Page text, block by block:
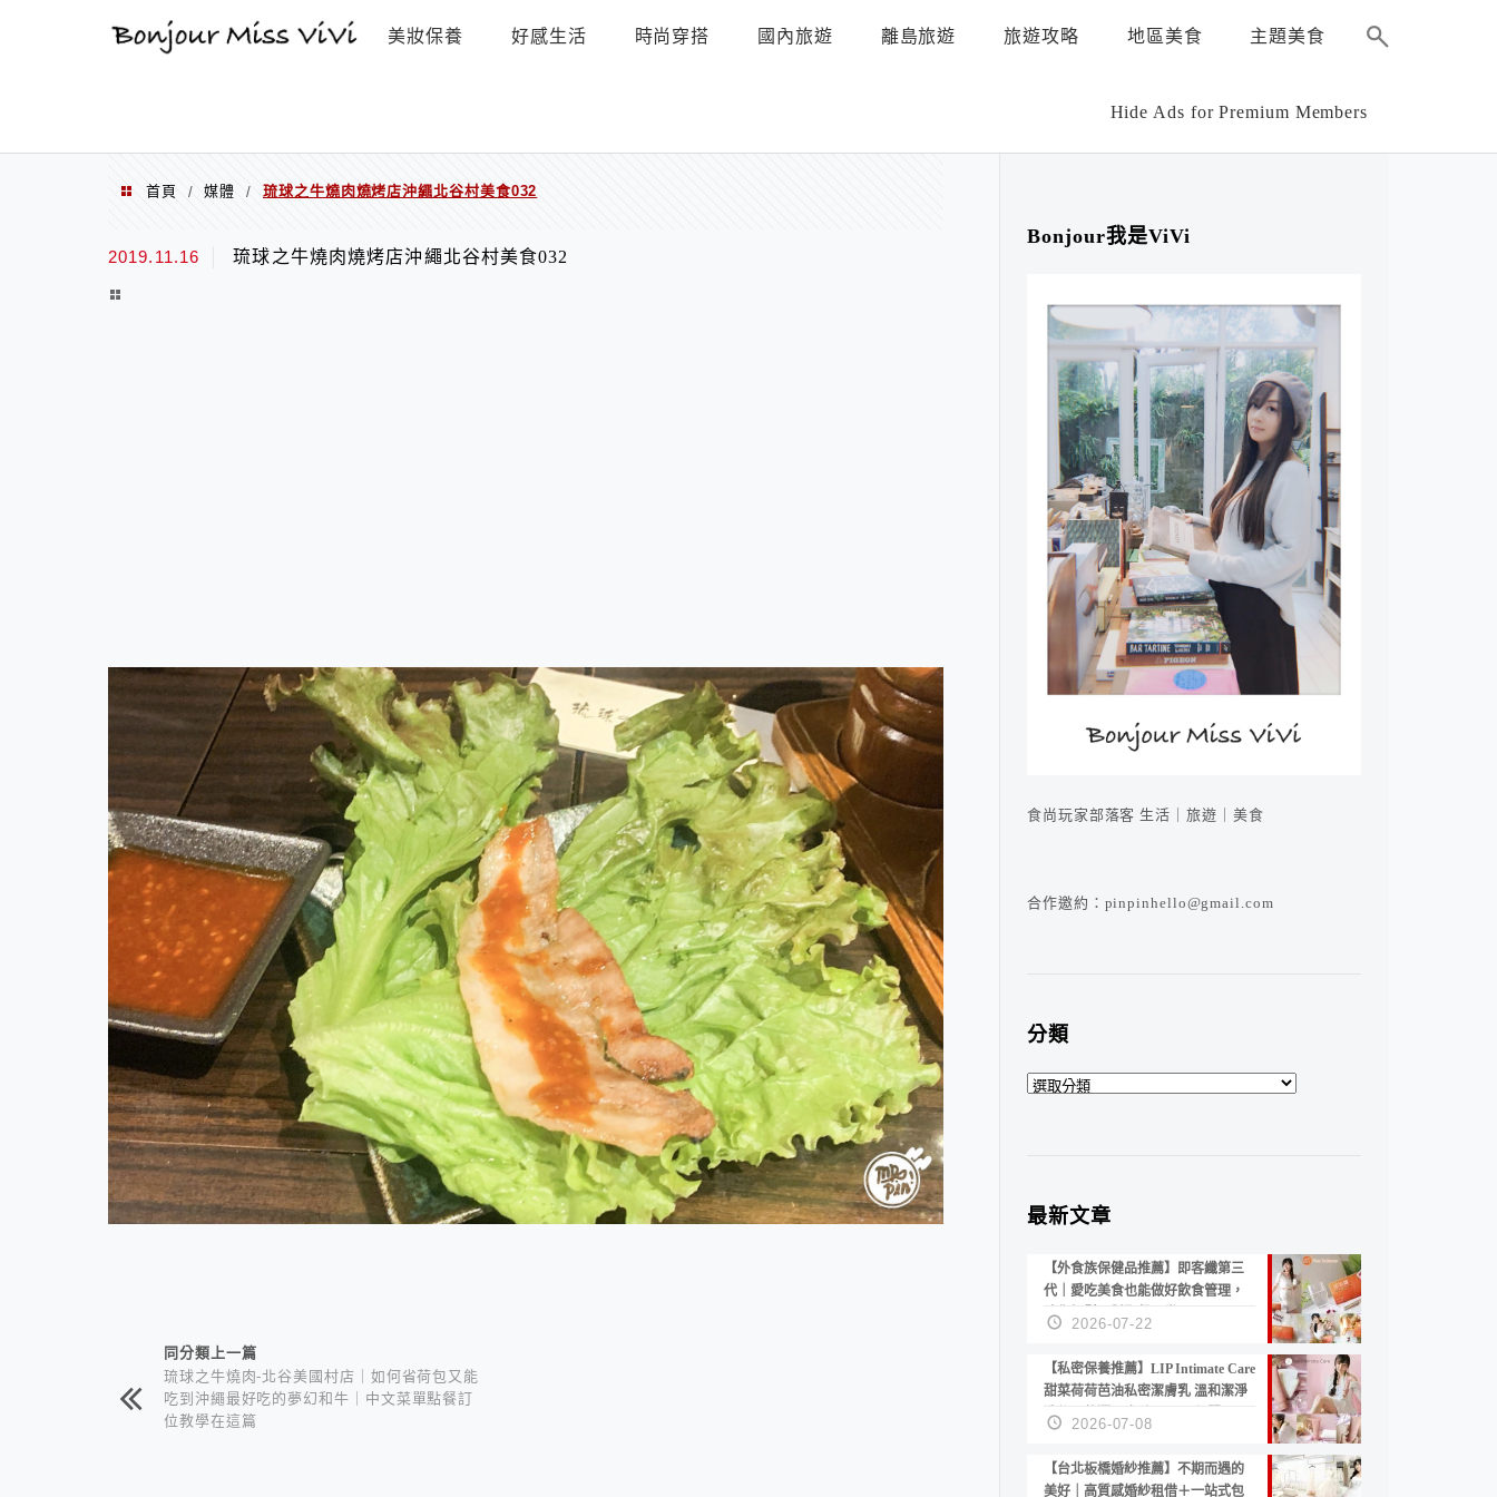
美妝保養 好感生活 時尚穿搭 國內旅遊 離島旅遊 旅遊攻略 地區美食 主題美食
Hide Ads for Premium Members
首頁 / 媒體 / 琉球之牛燒肉燒烤店沖繩北谷村美食032
2019.11.16 琉球之牛燒肉燒烤店沖繩北谷村美食032
相連文章同分類上一篇
琉球之牛燒肉-北谷美國村店｜如何省荷包又能
吃到沖繩最好吃的夢幻和牛｜中文菜單點餐訂
位教學在這篇
Bonjour我是ViVi
食尚玩家部落客 生活｜旅遊｜美食
合作邀約：pinpinhello@gmail.com
分類
分
最新文章
【外食族保健品推薦】即客纖第三
代｜愛吃美食也能做好飲食管理，
陪你輕鬆面對聚餐日常！
2026-07-22
【私密保養推薦】LIP Intimate Care
甜菜荷荷芭油私密潔膚乳 溫和潔淨
洗後不乾澀 不起泡反而更舒服！
2026-07-08
【台北板橋婚紗推薦】不期而遇的
美好｜高質感婚紗租借＋一站式包